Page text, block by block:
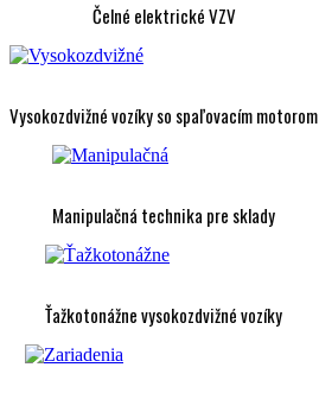
Čelné elektrické VZV
Vysokozdvižné vozíky so spaľovacím motorom
Manipulačná technika pre sklady
Ťažkotonážne vysokozdvižné vozíky